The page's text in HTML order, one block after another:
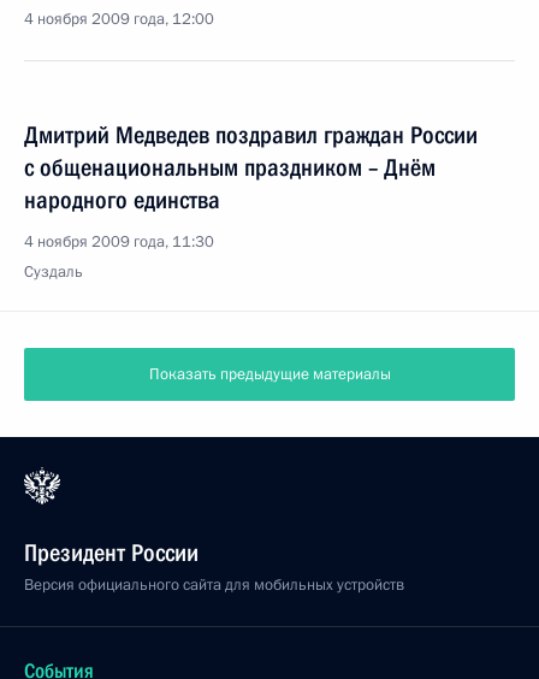
4 ноября 2009 года, 12:00
Дмитрий Медведев поздравил граждан России
с общенациональным праздником – Днём
народного единства
4 ноября 2009 года, 11:30
Суздаль
Показать предыдущие материалы
Президент России
Версия официального сайта для мобильных устройств
События